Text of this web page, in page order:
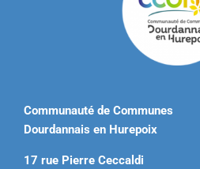
Communauté de Communes
Dourdannais en Hurepoix
17 rue Pierre Ceccaldi